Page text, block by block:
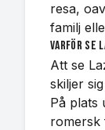
resa,
familj
Varför se
Att se
skiljer
På plats
romersk